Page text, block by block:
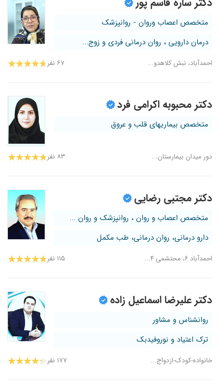
متخصص اعصاب وروان - روانپزشک
درمان دارویی ، روان درمانی فردی و زوج...
احمدآباد، نبش کلاهدو... ۶۷ نفر
دکتر محبوبه اکرامی فرد
متخصص بیماریهای قلب و عروق
دور میدان بیمارستان... ۸۳ نفر
دکتر مجتبی رضایی
متخصص اعصاب و روان ، روانپزشک و روان ...
دارو درمانی، روان درمانی، طب مکمل
احمدآباد ۶، محتشمی ۴... ۱۱۵ نفر
دکتر علیرضا اسماعیل زاده
روانشناس و مشاور
ترک اعتیاد و نوروفیدبک
خانواده-کودک-ازدواج... ۱۷۷ نفر